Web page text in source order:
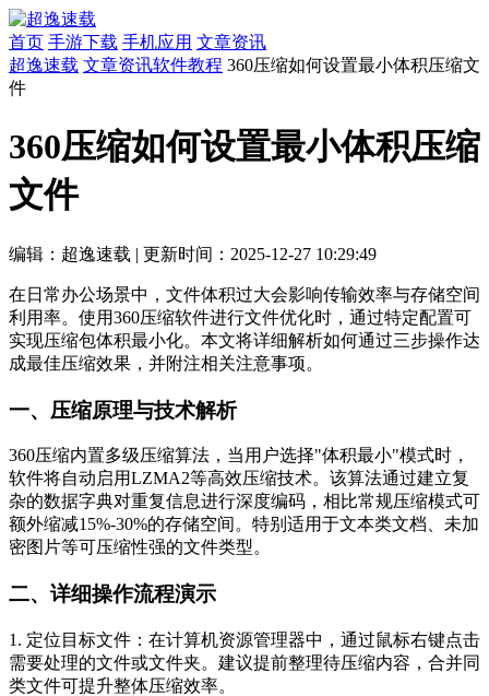
首页 手游下载 手机应用 文章资讯
超逸速载 文章资讯软件教程 360压缩如何设置最小体积压缩文
件
360压缩如何设置最小体积压缩
文件
编辑：超逸速载 | 更新时间：2025-12-27 10:29:49
在日常办公场景中，文件体积过大会影响传输效率与存储空间
利用率。使用360压缩软件进行文件优化时，通过特定配置可
实现压缩包体积最小化。本文将详细解析如何通过三步操作达
成最佳压缩效果，并附注相关注意事项。
一、压缩原理与技术解析
360压缩内置多级压缩算法，当用户选择"体积最小"模式时，
软件将自动启用LZMA2等高效压缩技术。该算法通过建立复
杂的数据字典对重复信息进行深度编码，相比常规压缩模式可
额外缩减15%-30%的存储空间。特别适用于文本类文档、未加
密图片等可压缩性强的文件类型。
二、详细操作流程演示
1. 定位目标文件：在计算机资源管理器中，通过鼠标右键点击
需要处理的文件或文件夹。建议提前整理待压缩内容，合并同
类文件可提升整体压缩效率。